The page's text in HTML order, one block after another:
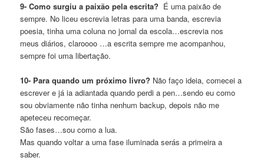
9- Como surgiu a paixão pela escrita? É uma paixão de
sempre. No liceu escrevia letras para uma banda, escrevia
poesia, tinha uma coluna no jornal da escola…escrevia nos
meus diários, claroooo …a escrita sempre me acompanhou,
sempre foi uma libertação.
10- Para quando um próximo livro? Não faço ideia, comecei a
escrever e já ia adiantada quando perdi a pen…sendo eu como
sou obviamente não tinha nenhum backup, depois não me
apeteceu recomeçar.
São fases…sou como a lua.
Mas quando voltar a uma fase iluminada serás a primeira a
saber.